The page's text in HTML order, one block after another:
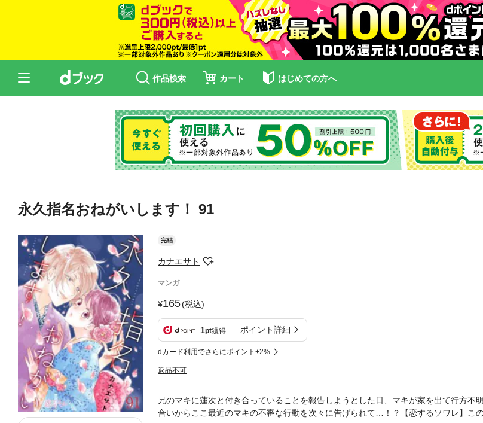
作品検索 カート はじめての方へ
永久指名おねがいします！ 91
完結
カナエサト
マンガ
165(税込)
1pt獲得 ポイント詳細
dカード利用でさらにポイント+2%
返品不可
兄のマキに蓮次と付き合っていることを報告しようとした日、マキが家を出て行方不
合いからここ最近のマキの不審な行動を次々に告げられて…！？【恋するソワレ】こ